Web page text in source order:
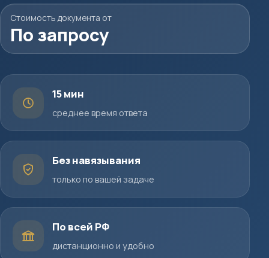
Стоимость документа от
По запросу
15 мин
среднее время ответа
Без навязывания
только по вашей задаче
По всей РФ
дистанционно и удобно